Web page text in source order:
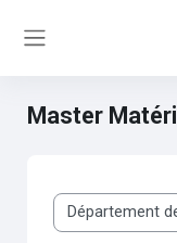
Master
Catégories de